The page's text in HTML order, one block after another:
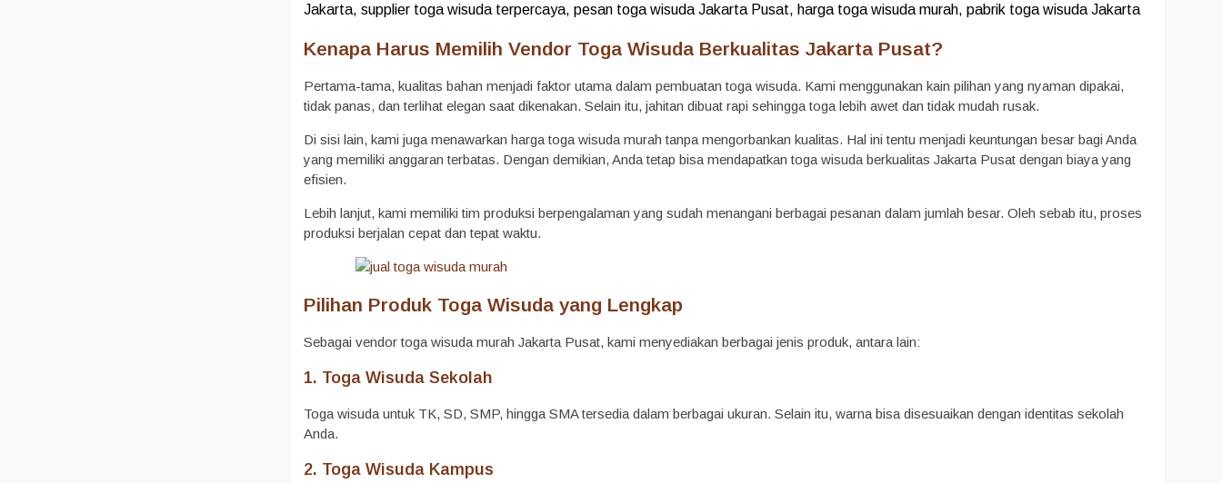
Jakarta, supplier toga wisuda terpercaya, pesan toga wisuda Jakarta Pusat, harga toga wisuda murah, pabrik toga wisuda Jakarta
Kenapa Harus Memilih Vendor Toga Wisuda Berkualitas Jakarta Pusat?
Pertama-tama, kualitas bahan menjadi faktor utama dalam pembuatan toga wisuda. Kami menggunakan kain pilihan yang nyaman dipakai,
tidak panas, dan terlihat elegan saat dikenakan. Selain itu, jahitan dibuat rapi sehingga toga lebih awet dan tidak mudah rusak.
Di sisi lain, kami juga menawarkan harga toga wisuda murah tanpa mengorbankan kualitas. Hal ini tentu menjadi keuntungan besar bagi Anda
yang memiliki anggaran terbatas. Dengan demikian, Anda tetap bisa mendapatkan toga wisuda berkualitas Jakarta Pusat dengan biaya yang
efisien.
Lebih lanjut, kami memiliki tim produksi berpengalaman yang sudah menangani berbagai pesanan dalam jumlah besar. Oleh sebab itu, proses
produksi berjalan cepat dan tepat waktu.
Pilihan Produk Toga Wisuda yang Lengkap
Sebagai vendor toga wisuda murah Jakarta Pusat, kami menyediakan berbagai jenis produk, antara lain:
1. Toga Wisuda Sekolah
Toga wisuda untuk TK, SD, SMP, hingga SMA tersedia dalam berbagai ukuran. Selain itu, warna bisa disesuaikan dengan identitas sekolah
Anda.
2. Toga Wisuda Kampus